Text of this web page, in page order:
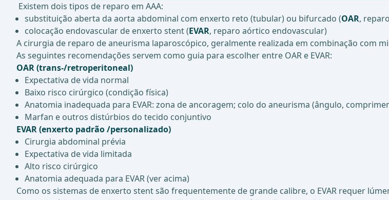
Existem dois tipos de reparo em AAA:
substituição aberta da aorta abdominal com enxerto reto (tubular) ou bifurcado (OAR,
colocação endovascular de enxerto stent (EVAR, reparo aórtico endovascular)
A cirurgia de reparo de aneurisma laparoscópico, geralmente realizada em combinação com
As seguintes recomendações servem como guia para escolher entre OAR e EVAR:
OAR (trans-/retroperitoneal)
Expectativa de vida normal
Baixo risco cirúrgico (condição física)
Anatomia inadequada para EVAR: zona de ancoragem; colo do aneurisma (ângulo,
Marfan e outros distúrbios do tecido conjuntivo
EVAR (enxerto padrão /personalizado)
Cirurgia abdominal prévia
Expectativa de vida limitada
Alto risco cirúrgico
Anatomia adequada para EVAR (ver acima)
Como os sistemas de enxerto stent são frequentemente de grande calibre, o EVAR requer